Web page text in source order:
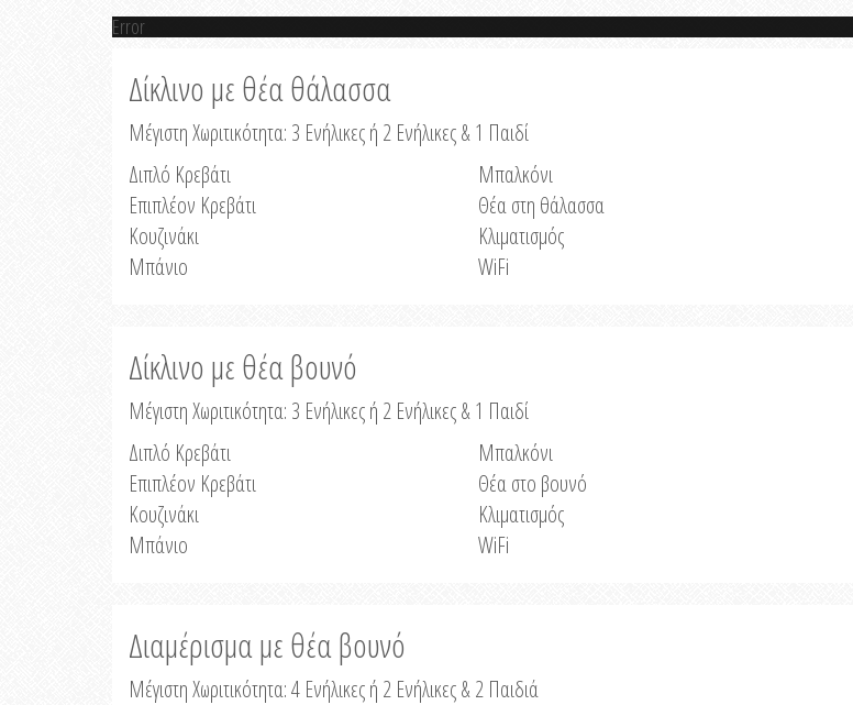
Error
Δίκλινο με θέα θάλασσα
Μέγιστη Χωριτικότητα: 3 Ενήλικες ή 2 Ενήλικες & 1 Παιδί
Διπλό Κρεβάτι
Επιπλέον Κρεβάτι
Κουζινάκι
Μπάνιο
Μπαλκόνι
Θέα στη θάλασσα
Κλιματισμός
WiFi
Δίκλινο με θέα βουνό
Μέγιστη Χωριτικότητα: 3 Ενήλικες ή 2 Ενήλικες & 1 Παιδί
Διπλό Κρεβάτι
Επιπλέον Κρεβάτι
Κουζινάκι
Μπάνιο
Μπαλκόνι
Θέα στο βουνό
Κλιματισμός
WiFi
Διαμέρισμα με θέα βουνό
Μέγιστη Χωριτικότητα: 4 Ενήλικες ή 2 Ενήλικες & 2 Παιδιά